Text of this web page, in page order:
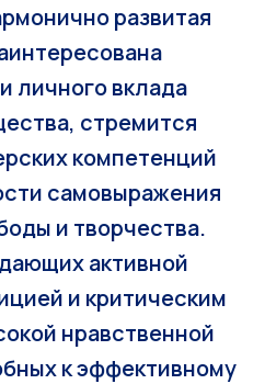
развитая
личного вклада
стремится
компетенций
самовыражения
и творчества.
активной
и критическим
нравственной
к эффективному